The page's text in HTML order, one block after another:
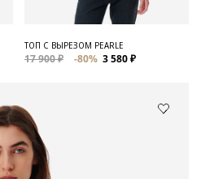
ТОП С ВЫРЕЗОМ PEARLE
17 900 ₽ -80% 3 580 ₽